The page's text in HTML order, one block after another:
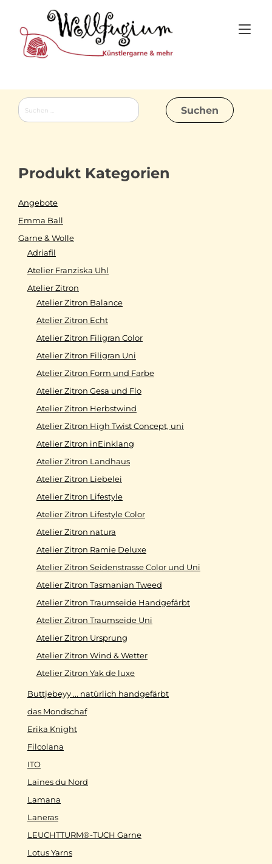
content
Suchen
nach:
Produkt Kategorien
Angebote
Emma Ball
Garne & Wolle
Adriafil
Atelier Franziska Uhl
Atelier Zitron
Atelier Zitron Balance
Atelier Zitron Echt
Atelier Zitron Filigran Color
Atelier Zitron Filigran Uni
Atelier Zitron Form und Farbe
Atelier Zitron Gesa und Flo
Atelier Zitron Herbstwind
Atelier Zitron High Twist Concept, uni
Atelier Zitron inEinklang
Atelier Zitron Landhaus
Atelier Zitron Liebelei
Atelier Zitron Lifestyle
Atelier Zitron Lifestyle Color
Atelier Zitron natura
Atelier Zitron Ramie Deluxe
Atelier Zitron Seidenstrasse Color und Uni
Atelier Zitron Tasmanian Tweed
Atelier Zitron Traumseide Handgefärbt
Atelier Zitron Traumseide Uni
Atelier Zitron Ursprung
Atelier Zitron Wind & Wetter
Atelier Zitron Yak de luxe
Buttjebeyy ... natürlich handgefärbt
das Mondschaf
Erika Knight
Filcolana
ITO
Laines du Nord
Lamana
Laneras
LEUCHTTURM®-TUCH Garne
Lotus Yarns